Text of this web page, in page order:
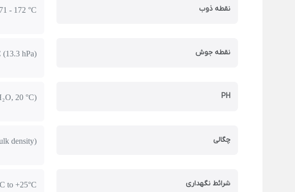
نقطه ذوب - 172 °C
نقطه جوش (13.3 hPa)
PH
20 °C)
چگالی density)
شرائط نگهداری to +25°C